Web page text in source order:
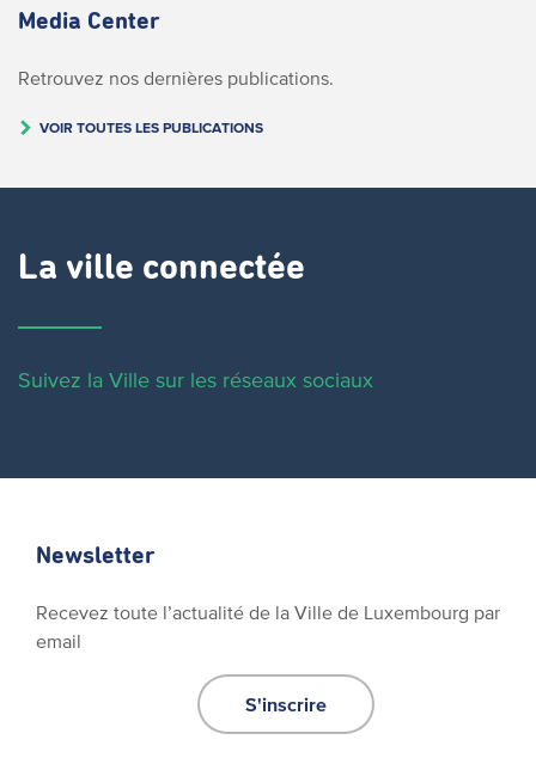
Media Center
Retrouvez nos dernières publications.
VOIR TOUTES LES PUBLICATIONS
La ville connectée
Suivez la Ville sur les réseaux sociaux
Newsletter
Recevez toute l’actualité de la Ville de Luxembourg par
email
S'inscrire